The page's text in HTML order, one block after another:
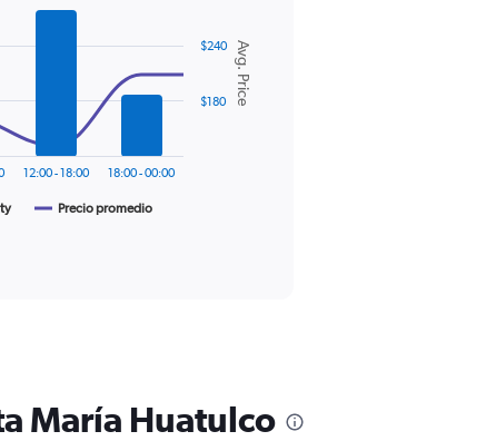
Avg. Price
Precio promedio
12:00 - 18:00 18:00 - 00:00
$180
$240
María Huatulco